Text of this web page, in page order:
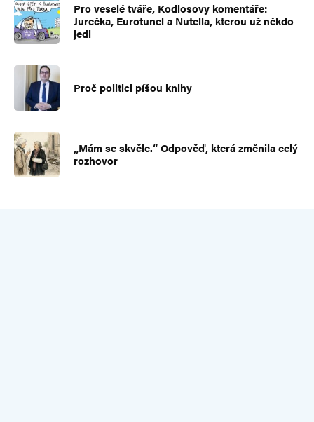
Pro veselé tváře, Kodlosovy komentáře:
Jurečka, Eurotunel a Nutella, kterou už někdo
jedl
Proč politici píšou knihy
„Mám se skvěle.“ Odpověď, která změnila celý
rozhovor